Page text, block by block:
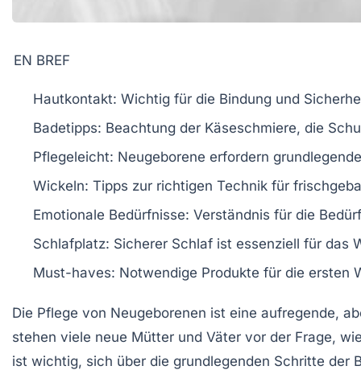
EN BREF
Hautkontakt: Wichtig für die Bindung und
Badetipps: Beachtung der Käseschmiere, die
Pflegeleicht: Neugeborene erfordern
Wickeln: Tipps zur richtigen Technik für
Emotionale Bedürfnisse: Verständnis für die
Schlafplatz: Sicherer Schlaf ist essenziell für das
Must-haves: Notwendige Produkte für die ersten
Die Pflege von Neugeborenen ist eine aufregende,
stehen viele neue Mütter und Väter vor der Frage,
ist wichtig, sich über die grundlegenden Schritte der